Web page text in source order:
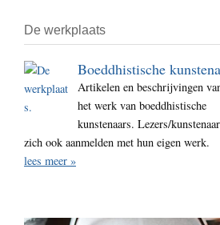
Toevlucht
De werkplaats
Boeddhistische
Artikelen en beschrijvingen
het werk van boeddhistische
kunstenaars. Lezers/
zich ook aanmelden met hun eigen werk.
lees meer »